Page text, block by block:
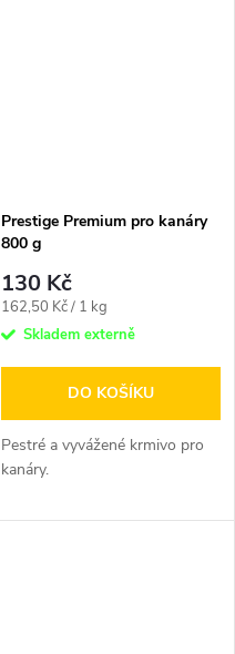
Prestige Premium pro kanáry
800 g
130 Kč
Měrná
cena:
162,50 Kč / 1 kg
Skladem externě
DO KOŠÍKU
Pestré a vyvážené krmivo pro
kanáry.